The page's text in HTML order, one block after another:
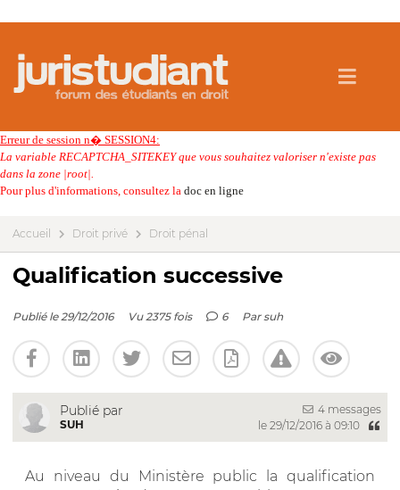
Erreur de session n� SESSION4:
La variable RECAPTCHA_SITEKEY que vous souhaitez valoriser n'existe pas
dans la zone |root|.
Pour plus d'informations, consultez la doc en ligne
Accueil Droit privé Droit pénal
Qualification successive
Publié le 29/12/2016 Vu 2375 fois 6 Par suh
Publié par
SUH
4 messages
le 29/12/2016 à 09:10
Au niveau du Ministère public la qualification